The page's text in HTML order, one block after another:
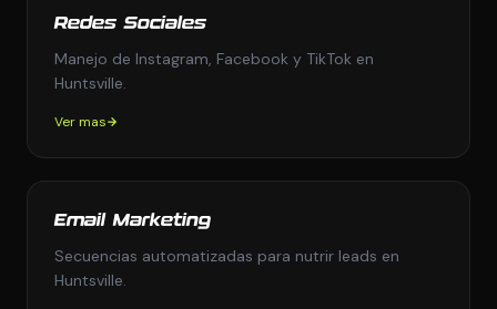
Redes Sociales
Manejo de Instagram, Facebook y TikTok en
Huntsville.
Ver mas
Email Marketing
Secuencias automatizadas para nutrir leads en
Huntsville.